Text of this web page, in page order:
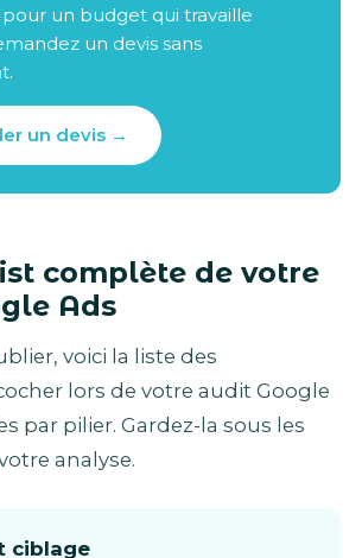
un budget qui travaille
un devis sans
un devis →
complète de votre
Ads
voici la liste des
lors de votre audit Google
par pilier. Gardez-la sous les
analyse.
ciblage